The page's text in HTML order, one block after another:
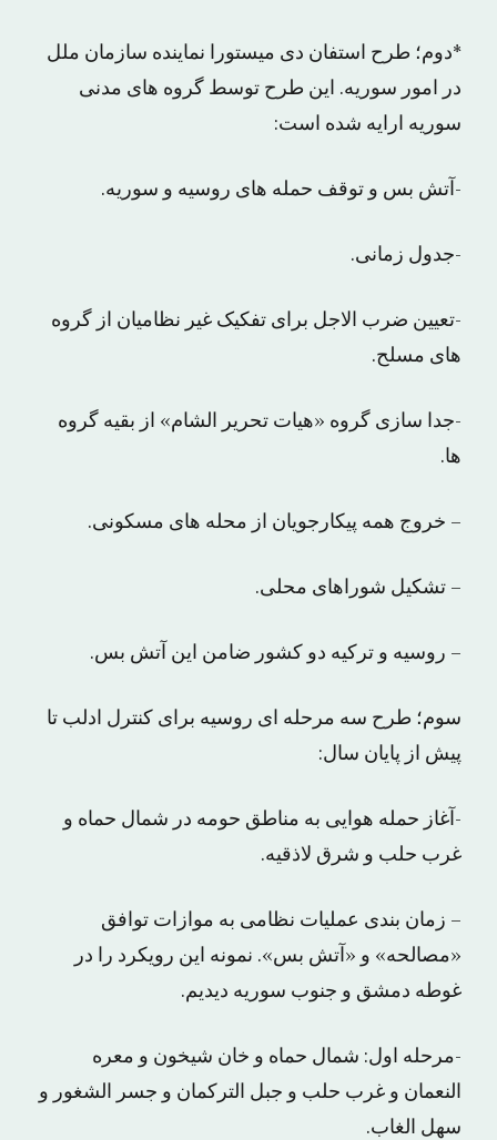
*دوم؛ طرح استفان دی میستورا نماینده سازمان ملل
در امور سوریه. این طرح توسط گروه های مدنی
سوریه ارایه شده است:
-آتش بس و توقف حمله های روسیه و سوریه.
-جدول زمانی.
-تعیین ضرب الاجل برای تفکیک غیر نظامیان از گروه
های مسلح.
-جدا سازی گروه «هیات تحریر الشام» از بقیه گروه
ها.
– خروج همه پیکارجویان از محله های مسکونی.
– تشکیل شوراهای محلی.
– روسیه و ترکیه دو کشور ضامن این آتش بس.
سوم؛ طرح سه مرحله ای روسیه برای کنترل ادلب تا
پیش از پایان سال:
-آغاز حمله هوایی به مناطق حومه در شمال حماه و
غرب حلب و شرق لاذقیه.
– زمان بندی عملیات نظامی به موازات توافق
«مصالحه» و «آتش بس». نمونه این رویکرد را در
غوطه دمشق و جنوب سوریه دیدیم.
-مرحله اول: شمال حماه و خان شیخون و معره
النعمان و غرب حلب و جبل الترکمان و جسر الشغور و
سهل الغاب.